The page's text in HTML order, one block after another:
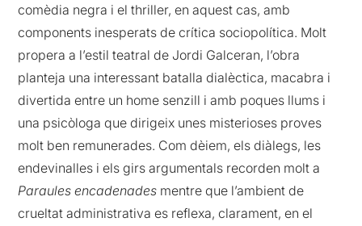
comèdia negra i el thriller, en aquest cas, amb
components inesperats de crítica sociopolítica. Molt
propera a l’estil teatral de Jordi Galceran, l’obra
planteja una interessant batalla dialèctica, macabra i
divertida entre un home senzill i amb poques llums i
una psicòloga que dirigeix unes misterioses proves
molt ben remunerades. Com dèiem, els diàlegs, les
endevinalles i els girs argumentals recorden molt a
Paraules encadenades mentre que l’ambient de
crueltat administrativa es reflexa, clarament, en el